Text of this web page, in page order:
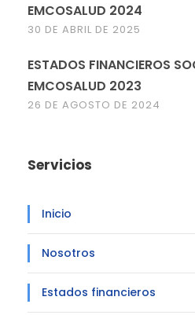
EMCOSALUD 2024
30 DE ABRIL DE 2025
ESTADOS FINANCIEROS
EMCOSALUD 2023
26 DE AGOSTO DE 2024
Servicios
Inicio
Nosotros
Estados financieros